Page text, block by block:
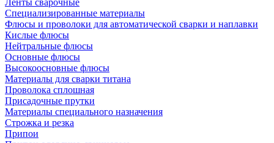
Ленты сварочные
Специализированные материалы
Флюсы и проволоки для автоматической сварки и наплавки
Кислые флюсы
Нейтральные флюсы
Основные флюсы
Высокоосновные флюсы
Материалы для сварки титана
Проволока сплошная
Присадочные прутки
Материалы специального назначения
Строжка и резка
Припои